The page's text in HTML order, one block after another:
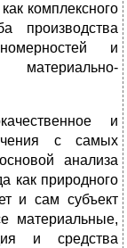
комплексного
производства
и
материально-
и
с самых
анализа
как природного
и сам субъект
материальные,
и средства